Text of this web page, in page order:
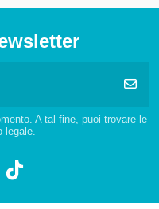
A tal fine, puoi trovare le
legale.